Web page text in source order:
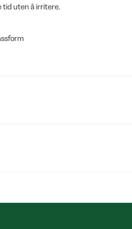
tid uten å irritere.